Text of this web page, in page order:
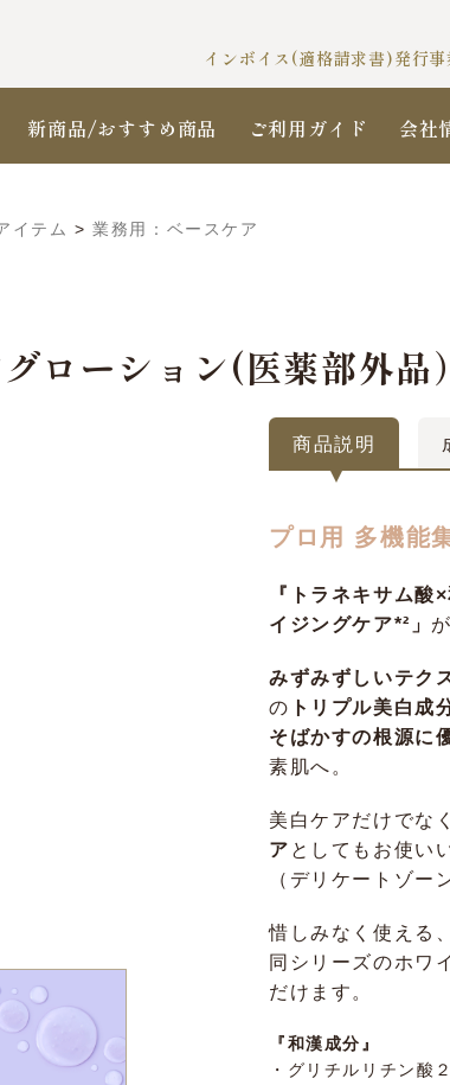
インボイス(適格請求書)発行
新商品/おすすめ商品 ご利用ガイド 会社
イテム >業務用：ベースケア
ローション(医薬部外品）
商品説明
プロ用 多機能
『トラネキサム酸
イジングケア*²」
みずみずしいテク
の トリプル美白成
そばかすの根源に
素肌へ。
美白ケアだけでな
ア としてもお使い
（デリケートゾー
惜しみなく使える
同シリーズのホワ
だけます。
『和漢成分』
・グリチルリチン酸